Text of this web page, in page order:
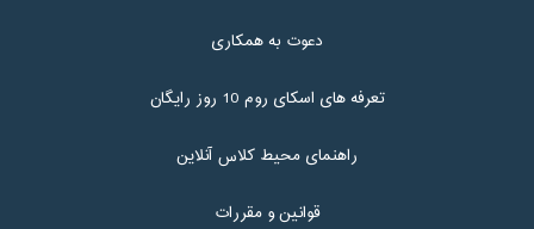
دعوت به همکاری
تعرفه های اسکای روم 10 روز رایگان
راهنمای محیط کلاس آنلاین
قوانین و مقررات